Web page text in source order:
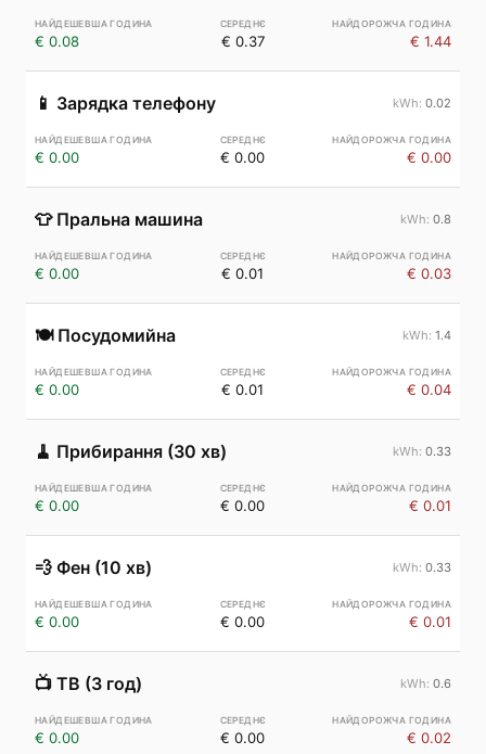
€ 0.08 € 0.37 € 1.44
📱 Зарядка телефону 0.02
€ 0.00 € 0.00 € 0.00
👕 Пральна машина 0.8
€ 0.00 € 0.01 € 0.03
🍽️ Посудомийна 1.4
€ 0.00 € 0.01 € 0.04
🧹 Прибирання (30 хв) 0.33
€ 0.00 € 0.00 € 0.01
💨 Фен (10 хв) 0.33
€ 0.00 € 0.00 € 0.01
📺 ТВ (3 год) 0.6
€ 0.00 € 0.00 € 0.02